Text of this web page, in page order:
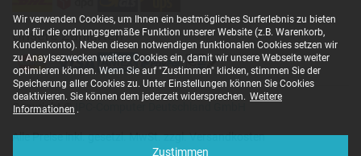
Wir verwenden Cookies, um Ihnen ein bestmögliches Surferlebnis zu bieten
und für die ordnungsgemäße Funktion unserer Website (z.B. Warenkorb,
Kundenkonto). Neben diesen notwendigen funktionalen Cookies setzen wir
zu Anaylsezwecken weitere Cookies ein, damit wir unsere Webseite weiter
optimieren können. Wenn Sie auf "Zustimmen" klicken, stimmen Sie der
Speicherung aller Cookies zu. Unter Einstellungen können Sie Cookies
deaktivieren. Sie können dem jederzeit widersprechen. Weitere
Informationen .
Zustimmen
PSE
SEC
Singapore Safety Mark
TÜV Argentina Certificado
TÜV Geprüfte Sicherheit
UKCA
UL Listed
Unsere Zahlarten
Copyright ©
Alle Preise inkl. gesetzl. MwSt. zzgl. Versandkosten